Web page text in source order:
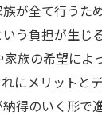
が全て行うた
う負担が生じ
族の希望によ
にメリットと
得のいく形で